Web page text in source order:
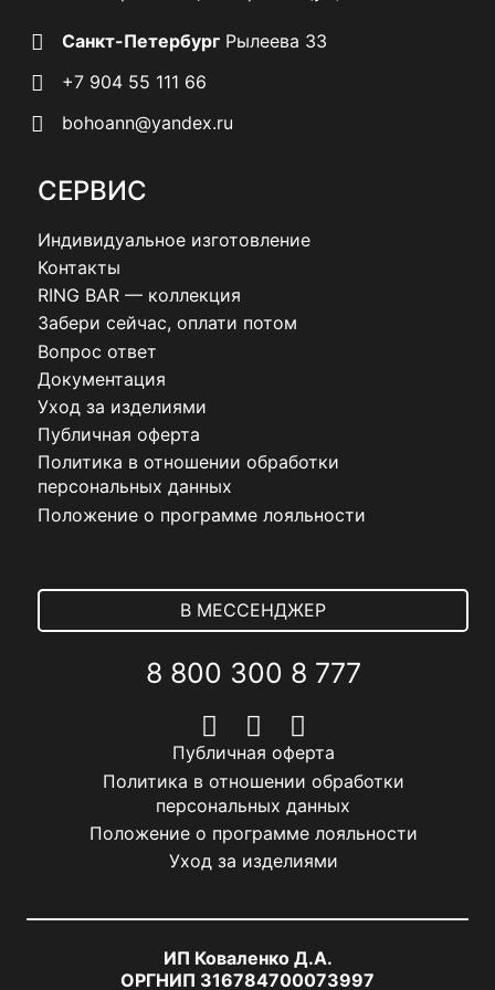
Санкт-Петербург Рылеева 33
+7 904 55 111 66
bohoann@yandex.ru
СЕРВИС
Индивидуальное изготовление
Контакты
RING BAR — коллекция
Забери сейчас, оплати потом
Вопрос ответ
Документация
Уход за изделиями
Публичная оферта
Политика в отношении обработки
персональных данных
Положение о программе лояльности
В МЕССЕНДЖЕР
8 800 300 8 777
Публичная оферта
Политика в отношении обработки
персональных данных
Положение о программе лояльности
Уход за изделиями
ИП Коваленко Д.А.
ОРГНИП 316784700073997